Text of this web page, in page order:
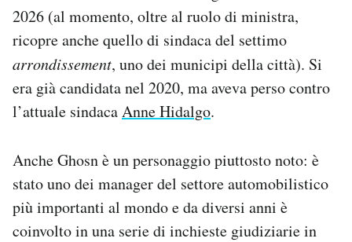
2026 (al momento, oltre al ruolo di ministra,
ricopre anche quello di sindaca del settimo
arrondissement, uno dei municipi della città). Si
era già candidata nel 2020, ma aveva perso contro
l’attuale sindacaAnne Hidalgo.
Anche Ghosn è un personaggio piuttosto noto: è
stato uno dei manager del settore automobilistico
più importanti al mondo e da diversi anni è
coinvolto in una serie di inchieste giudiziarie in